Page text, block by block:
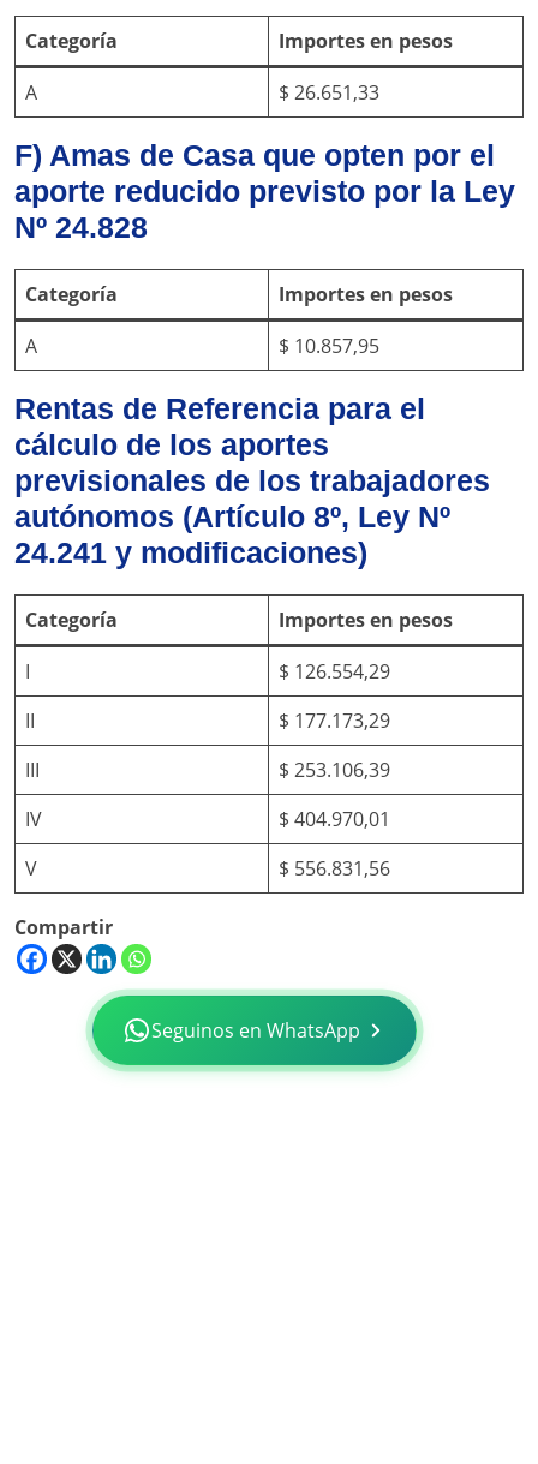
Categoría
Importes en pesos
A
$ 26.651,33
F) Amas de Casa que opten por el
aporte reducido previsto por la Ley
Nº 24.828
Categoría
Importes en pesos
A
$ 10.857,95
Rentas de Referencia para el
cálculo de los aportes
previsionales de los trabajadores
autónomos (Artículo 8º, Ley Nº
24.241 y modificaciones)
Categoría
Importes en pesos
I
$ 126.554,29
II
$ 177.173,29
III
$ 253.106,39
IV
$ 404.970,01
V
$ 556.831,56
Compartir
Seguinos en WhatsApp